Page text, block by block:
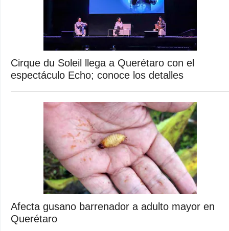
Cirque du Soleil llega a Querétaro con el
espectáculo Echo; conoce los detalles
Afecta gusano barrenador a adulto mayor en
Querétaro